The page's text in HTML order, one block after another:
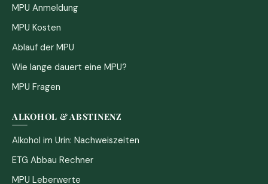
MPU Anmeldung
MPU Kosten
Ablauf der MPU
Wie lange dauert eine MPU?
MPU Fragen
ALKOHOL & ABSTINENZ
Alkohol im Urin: Nachweiszeiten
ETG Abbau Rechner
MPU Leberwerte